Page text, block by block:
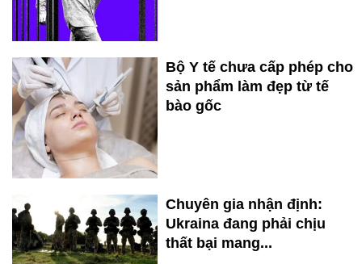
Bộ Y tế chưa cấp phép cho
sản phẩm làm đẹp từ tế
bào gốc
Chuyên gia nhận định:
Ukraina đang phải chịu
thất bại mang...